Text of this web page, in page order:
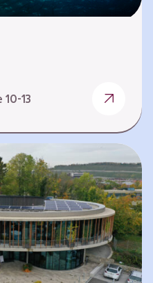
& Meeresversau
drei
Kurse richten sich
selbstständig
erarbeitet werden.
Weise erfahrbar,
natürliche
Einfluss sie
haben. Es gibt
Die…
10-13